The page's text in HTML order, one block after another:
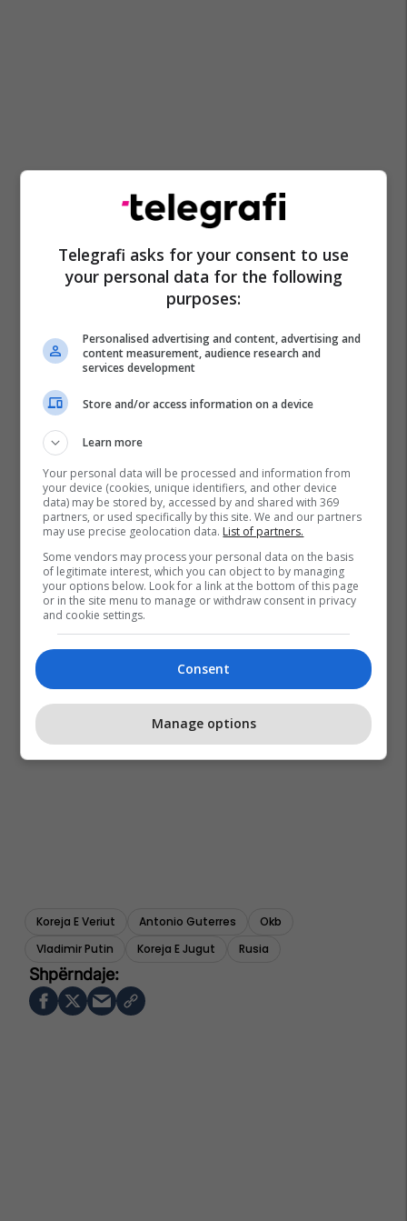
Koreja E Veriut Antonio Guterres
Okb
Vladimir Putin
Koreja E Jugut Rusia
Telegrafi asks for your consent to use
your personal data for the following
purposes:
Personalised advertising and content, advertising and
content measurement, audience research and
services development
Store and/or access information on a device
Learn more
Your personal data will be processed and information from
your device (cookies, unique identifiers, and other device
data) may be stored by, accessed by and shared with 369
partners, or used specifically by this site. We and our partners
may use precise geolocation data. List of partners.
Some vendors may process your personal data on the basis
of legitimate interest, which you can object to by managing
your options below. Look for a link at the bottom of this page
or in the site menu to manage or withdraw consent in privacy
and cookie settings.
Consent
Manage options